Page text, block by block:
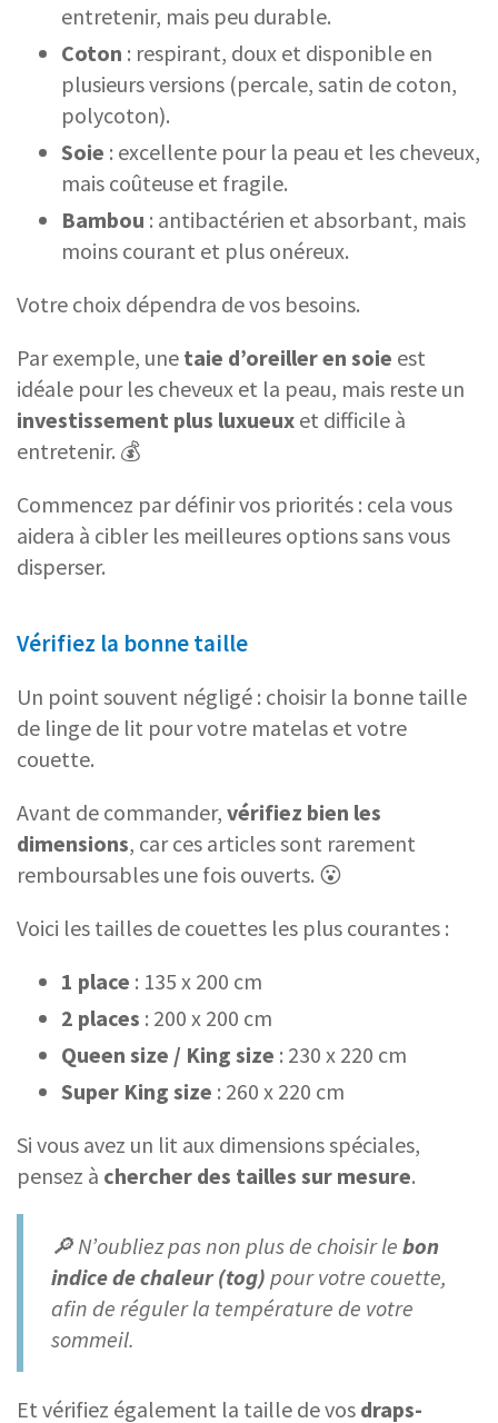
entretenir, mais peu durable.
Coton : respirant, doux et disponible en
plusieurs versions (percale, satin de coton,
polycoton).
Soie : excellente pour la peau et les cheveux,
mais coûteuse et fragile.
Bambou : antibactérien et absorbant, mais
moins courant et plus onéreux.
Votre choix dépendra de vos besoins.
Par exemple, une taie d’oreiller en soie est
idéale pour les cheveux et la peau, mais reste un
investissement plus luxueux et difficile à
entretenir. 💰
Commencez par définir vos priorités : cela vous
aidera à cibler les meilleures options sans vous
disperser.
Vérifiez la bonne taille
Un point souvent négligé : choisir la bonne taille
de linge de lit pour votre matelas et votre
couette.
Avant de commander, vérifiez bien les
dimensions, car ces articles sont rarement
remboursables une fois ouverts. 😮
Voici les tailles de couettes les plus courantes :
1 place : 135 x 200 cm
2 places : 200 x 200 cm
Queen size / King size : 230 x 220 cm
Super King size : 260 x 220 cm
Si vous avez un lit aux dimensions spéciales,
pensez à chercher des tailles sur mesure.
🔎 N’oubliez pas non plus de choisir le bon
indice de chaleur (tog) pour votre couette,
afin de réguler la température de votre
sommeil.
Et vérifiez également la taille de vos draps-